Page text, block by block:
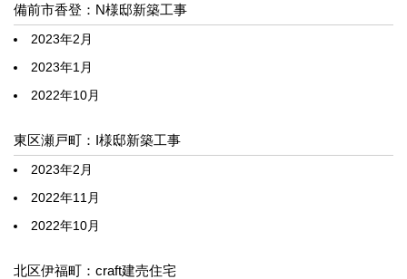
備前市香登：N様邸新築工事
2023年2月
2023年1月
2022年10月
東区瀬戸町：I様邸新築工事
2023年2月
2022年11月
2022年10月
北区伊福町：craft建売住宅